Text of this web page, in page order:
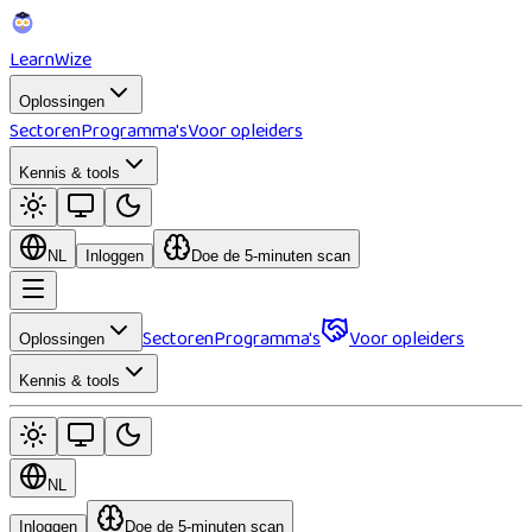
LearnWize
Oplossingen
SectorenProgramma'sVoor opleiders
Kennis & tools
NL Inloggen Doe de 5-minuten scan
Oplossingen SectorenProgramma's Voor opleiders
Kennis & tools
NL
Inloggen Doe de 5-minuten scan